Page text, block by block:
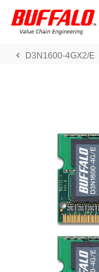
D3N1600-4GX2/E